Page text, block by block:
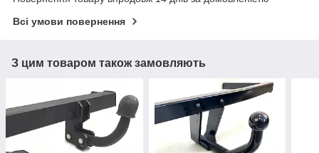
Всі умови повернення
З цим товаром також замовляють